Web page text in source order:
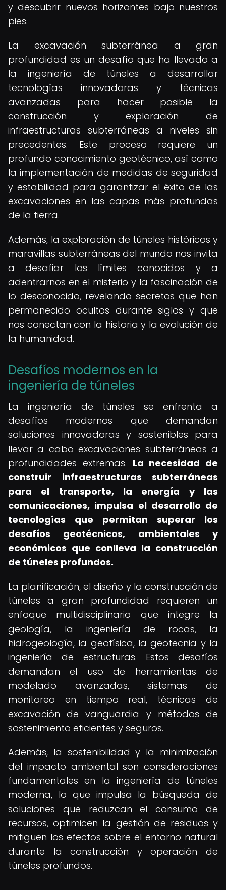
y descubrir nuevos horizontes bajo nuestros
pies.
La excavación subterránea a gran
profundidad es un desafío que ha llevado a
la ingeniería de túneles a desarrollar
tecnologías innovadoras y técnicas
avanzadas para hacer posible la
construcción y exploración de
infraestructuras subterráneas a niveles sin
precedentes. Este proceso requiere un
profundo conocimiento geotécnico, así como
la implementación de medidas de seguridad
y estabilidad para garantizar el éxito de las
excavaciones en las capas más profundas
de la tierra.
Además, la exploración de túneles históricos y
maravillas subterráneas del mundo nos invita
a desafiar los límites conocidos y a
adentrarnos en el misterio y la fascinación de
lo desconocido, revelando secretos que han
permanecido ocultos durante siglos y que
nos conectan con la historia y la evolución de
la humanidad.
Desafíos modernos en la
ingeniería de túneles
La ingeniería de túneles se enfrenta a
desafíos modernos que demandan
soluciones innovadoras y sostenibles para
llevar a cabo excavaciones subterráneas a
profundidades extremas. La necesidad de
construir infraestructuras subterráneas
para el transporte, la energía y las
comunicaciones, impulsa el desarrollo de
tecnologías que permitan superar los
desafíos geotécnicos, ambientales y
económicos que conlleva la construcción
de túneles profundos.
La planificación, el diseño y la construcción de
túneles a gran profundidad requieren un
enfoque multidisciplinario que integre la
geología, la ingeniería de rocas, la
hidrogeología, la geofísica, la geotecnia y la
ingeniería de estructuras. Estos desafíos
demandan el uso de herramientas de
modelado avanzadas, sistemas de
monitoreo en tiempo real, técnicas de
excavación de vanguardia y métodos de
sostenimiento eficientes y seguros.
Además, la sostenibilidad y la minimización
del impacto ambiental son consideraciones
fundamentales en la ingeniería de túneles
moderna, lo que impulsa la búsqueda de
soluciones que reduzcan el consumo de
recursos, optimicen la gestión de residuos y
mitiguen los efectos sobre el entorno natural
durante la construcción y operación de
túneles profundos.